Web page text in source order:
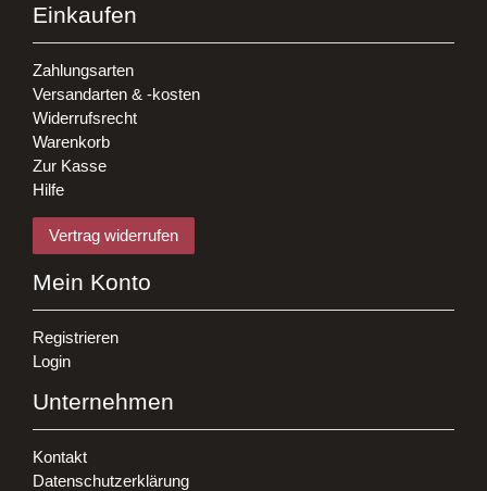
Einkaufen
Zahlungsarten
Versandarten & -kosten
Widerrufsrecht
Warenkorb
Zur Kasse
Hilfe
Vertrag widerrufen
Mein Konto
Registrieren
Login
Unternehmen
Kontakt
Datenschutzerklärung